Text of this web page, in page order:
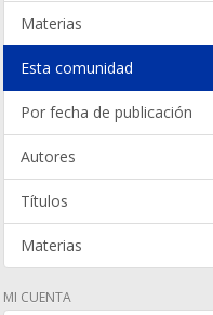
Materias
Esta comunidad
Por fecha de publicación
Autores
Títulos
Materias
MI CUENTA